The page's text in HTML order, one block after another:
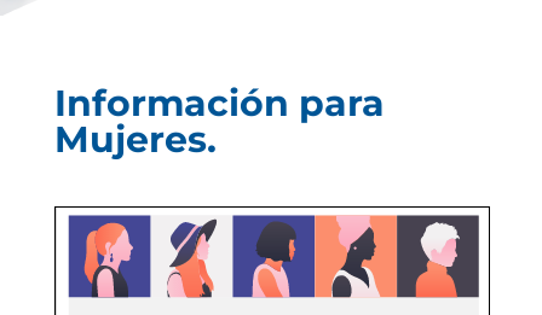
Información para
Mujeres.